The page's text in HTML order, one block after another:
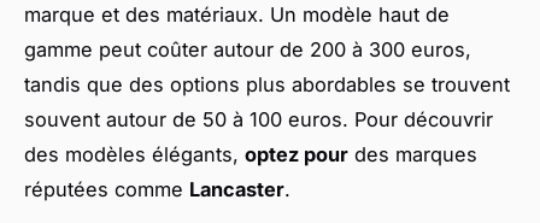
marque et des matériaux. Un modèle haut de
gamme peut coûter autour de 200 à 300 euros,
tandis que des options plus abordables se trouvent
souvent autour de 50 à 100 euros. Pour découvrir
des modèles élégants, optez pour des marques
réputées comme Lancaster.